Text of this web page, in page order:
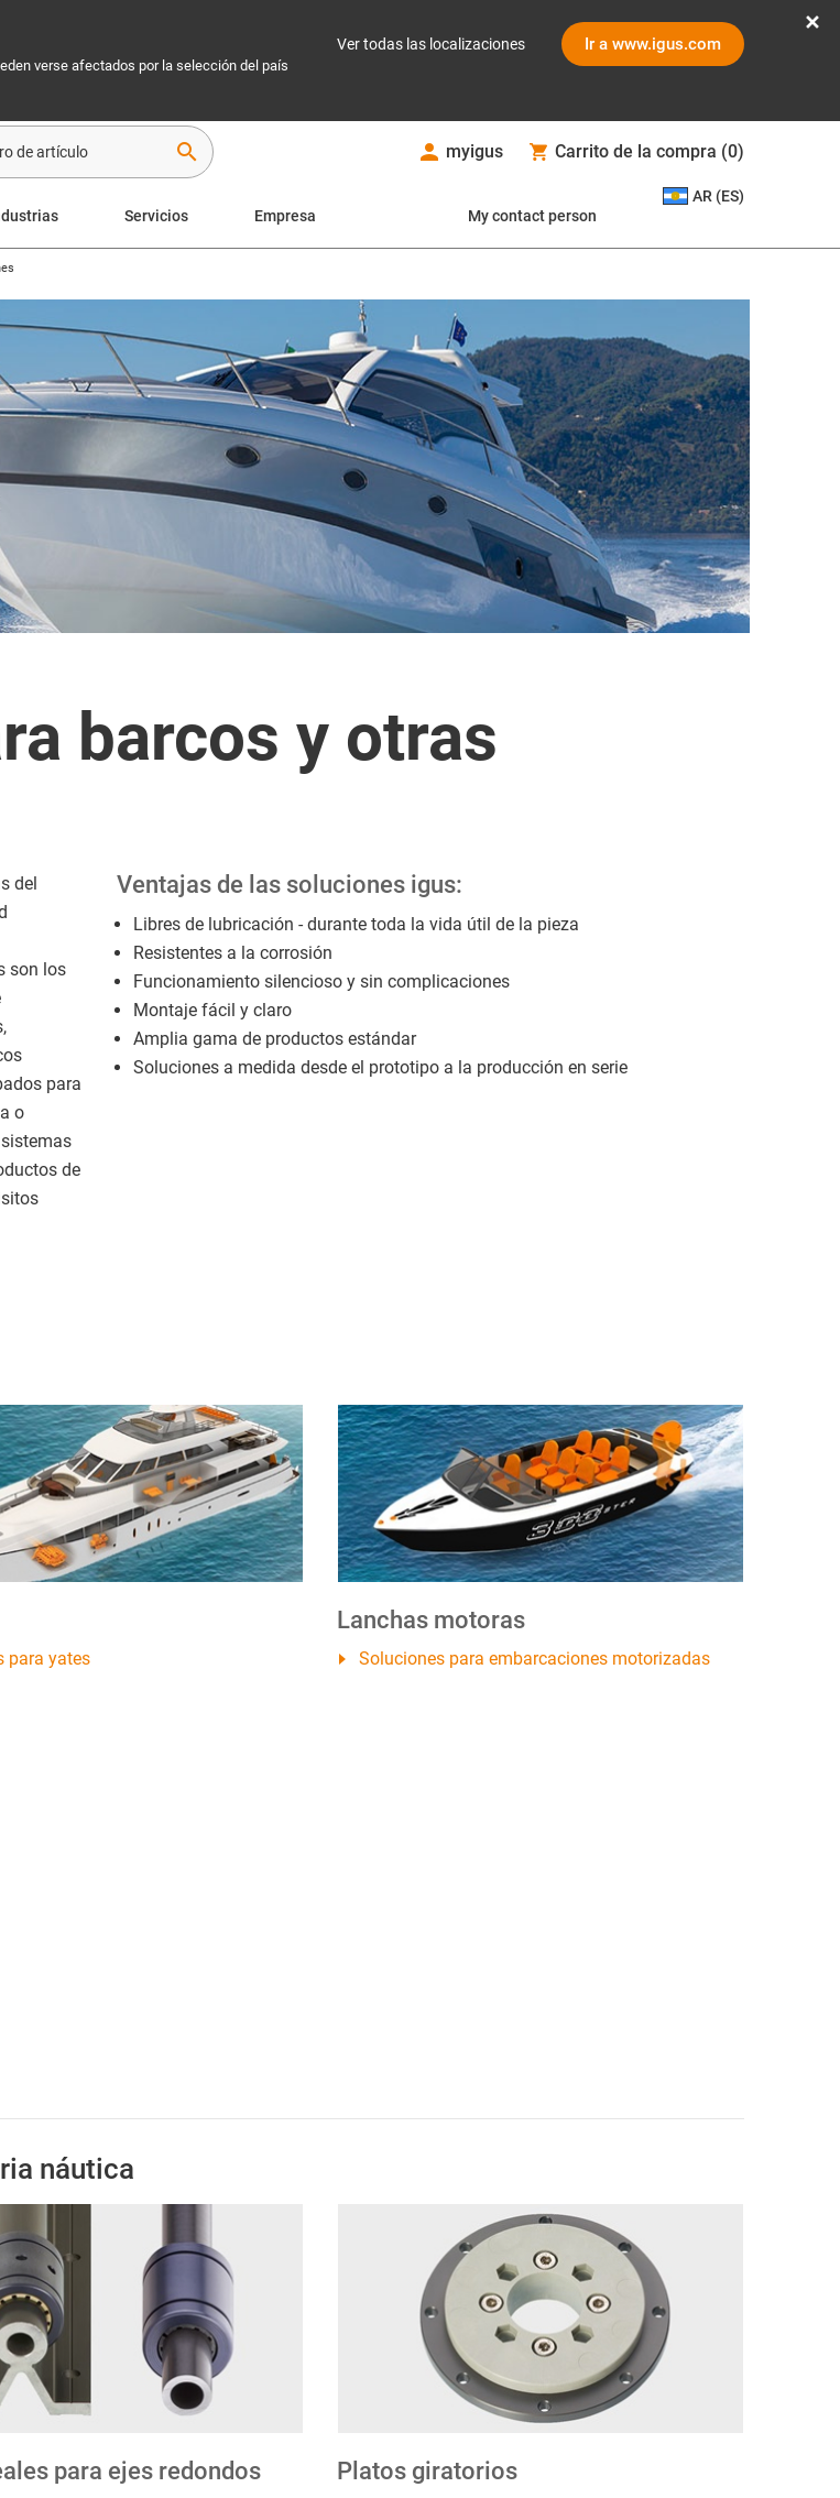
verse afectados por la selección del país
Ver todas las localizaciones Ir a www.igus.com
search myigus Carrito de la compra (0)
Servicios Empresa My contact person
AR (ES)
barcos y otras
del
son los
para
o
de
Ventajas de las soluciones igus:
Libres de lubricación - durante toda la vida útil de la pieza
Resistentes a la corrosión
Funcionamiento silencioso y sin complicaciones
Montaje fácil y claro
Amplia gama de productos estándar
Soluciones a medida desde el prototipo a la producción en serie
para yates
Lanchas motoras
Soluciones para embarcaciones motorizadas
náutica
para ejes redondos Platos giratorios